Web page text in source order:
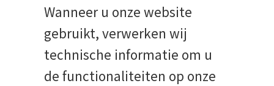
Wanneer u onze website
gebruikt, verwerken wij
technische informatie om u
de functionaliteiten op onze